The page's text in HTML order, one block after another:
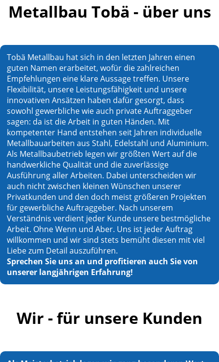
Metallbau Tobä - über uns
Tobä Metallbau hat sich in den letzten Jahren einen
guten Namen erarbeitet, wofür die zahlreichen
Empfehlungen eine klare Aussage treffen. Unsere
Flexibilität, unsere Leistungsfähigkeit und unsere
innovativen Ansätzen haben dafür gesorgt, dass
sowohl gewerbliche wie auch private Auftraggeber
sagen: da ist die Arbeit in guten Händen. Mit
kompetenter Hand entstehen seit Jahren individuelle
Metallbauarbeiten aus Stahl, Edelstahl und Aluminium.
Als Metallbaubetrieb legen wir größten Wert auf die
handwerkliche Qualität und die zuverlässige
Ausführung aller Arbeiten. Dabei unterscheiden wir
auch nicht zwischen kleinen Wünschen unserer
Privatkunden und den doch meist größeren Projekten
für gewerbliche Auftraggeber. Nach unserem
Verständnis verdient jeder Kunde unsere bestmögliche
Arbeit. Ohne Wenn und Aber. Uns ist jeder Auftrag
willkommen und wir sind stets bemüht diesen mit viel
Liebe zum Detail auszuführen.
Sprechen Sie uns an und profitieren auch Sie von
unserer langjährigen Erfahrung!
Wir - für unsere Kunden